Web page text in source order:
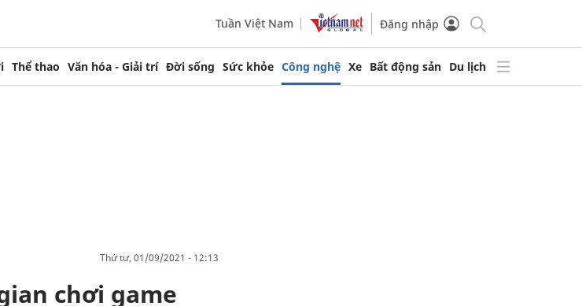
Tuần Việt Nam Đăng nhập
Thể thao Văn hóa - Giải trí Đời sống Sức khỏe Công nghệ Xe Bất động sản Du lịch
thứ tư, 01/09/2021 - 12:13
chơi game